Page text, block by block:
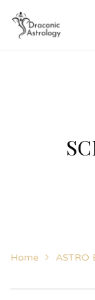
Home ASTRO